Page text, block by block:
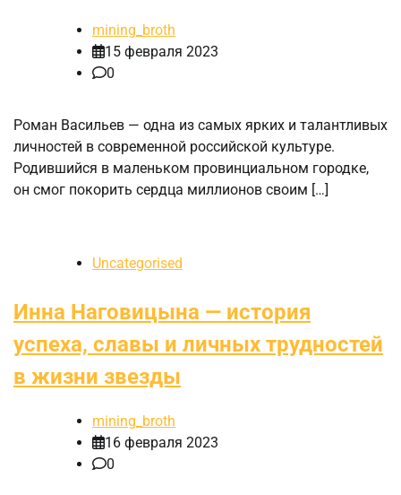
mining_broth
15 февраля 2023
0
Роман Васильев — одна из самых ярких и талантливых
личностей в современной российской культуре.
Родившийся в маленьком провинциальном городке,
он смог покорить сердца миллионов своим […]
Uncategorised
Инна Наговицына — история
успеха, славы и личных трудностей
в жизни звезды
mining_broth
16 февраля 2023
0